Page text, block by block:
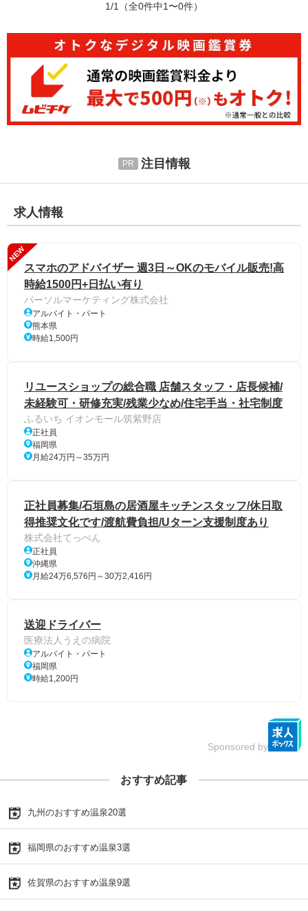
1/1 （全0件中1〜0件）
注目情報
求人情報
NEW
スマホのアドバイザー 週3日～OKのモバイル販売!高
時給1500円+日払い有り
パーソルマーケティング株式会社
アルバイト・パート
熊本県
時給1,500円
リユースショップの総合職 店舗スタッフ・店長候補/
未経験可・研修充実/残業少なめ/住宅手当・社宅制度
ふるいち イオンモール筑紫野店
正社員
福岡県
月給24万円～35万円
正社員募集/石垣島の居酒屋キッチンスタッフ/休日取
得推奨文化です/渡航費負担/Uターン支援制度あり
株式会社てっぺん
正社員
沖縄県
月給24万6,576円～30万2,416円
送迎ドライバー
医療法人うえの病院
アルバイト・パート
福岡県
時給1,200円
Sponsored by
おすすめ記事
九州のおすすめ温泉20選
福岡県のおすすめ温泉3選
佐賀県のおすすめ温泉9選